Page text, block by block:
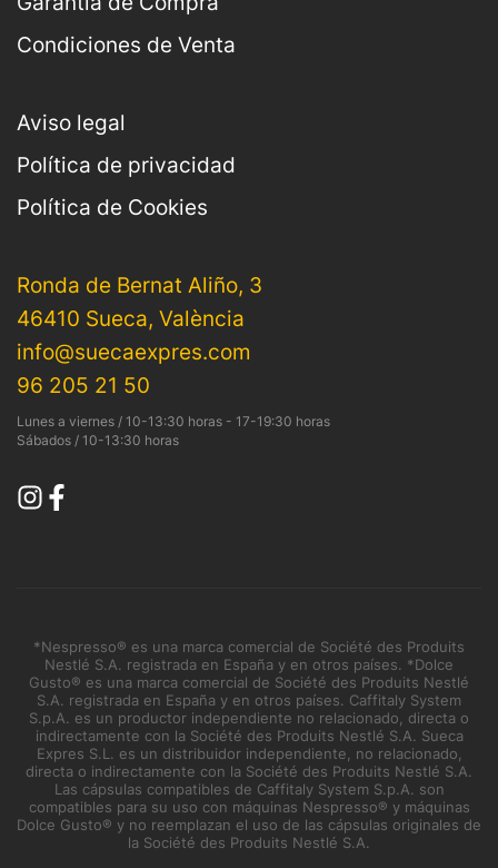
Condiciones de Venta
Aviso legal
Política de privacidad
Política de Cookies
Ronda de Bernat Aliño, 3
46410 Sueca, València
info@suecaexpres.com
96 205 21 50
Lunes a viernes / 10-13:30 horas - 17-19:30 horas
Sábados / 10-13:30 horas
*Nespresso® es una marca comercial de Société des Produits
Nestlé S.A. registrada en España y en otros países. *Dolce
Gusto® es una marca comercial de Société des Produits Nestlé
S.A. registrada en España y en otros países. Caffitaly System
S.p.A. es un productor independiente no relacionado, directa o
indirectamente con la Société des Produits Nestlé S.A. Sueca
Expres S.L. es un distribuidor independiente, no relacionado,
directa o indirectamente con la Société des Produits Nestlé S.A.
Las cápsulas compatibles de Caffitaly System S.p.A. son
compatibles para su uso con máquinas Nespresso® y máquinas
Dolce Gusto® y no reemplazan el uso de las cápsulas originales de
la Société des Produits Nestlé S.A.